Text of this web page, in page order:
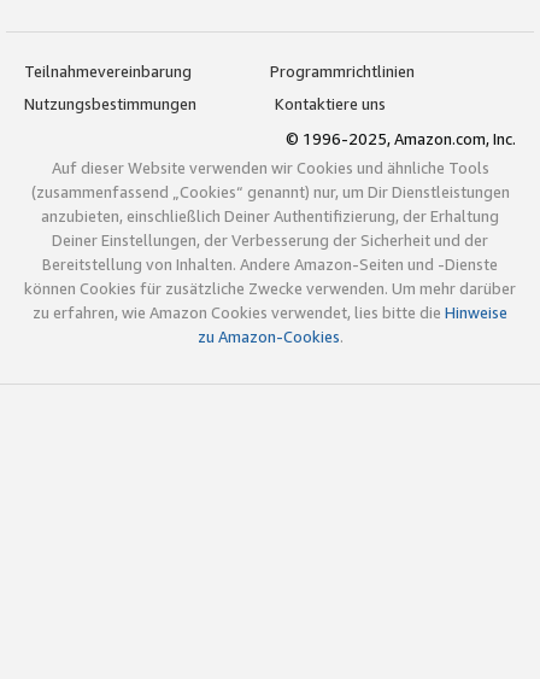
Teilnahmevereinbarung
Programmrichtlinien
Nutzungsbestimmungen
Kontaktiere uns
© 1996-2025, Amazon.com, Inc.
Auf dieser Website verwenden wir Cookies und ähnliche Tools
(zusammenfassend „Cookies“ genannt) nur, um Dir Dienstleistungen
anzubieten, einschließlich Deiner Authentifizierung, der Erhaltung
Deiner Einstellungen, der Verbesserung der Sicherheit und der
Bereitstellung von Inhalten. Andere Amazon-Seiten und -Dienste
können Cookies für zusätzliche Zwecke verwenden. Um mehr darüber
zu erfahren, wie Amazon Cookies verwendet, lies bitte die Hinweise
zu Amazon-Cookies.